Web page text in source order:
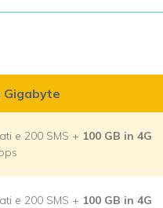
Gigabyte
e 200 SMS + 100 GB in 4G
e 200 SMS + 100 GB in 4G